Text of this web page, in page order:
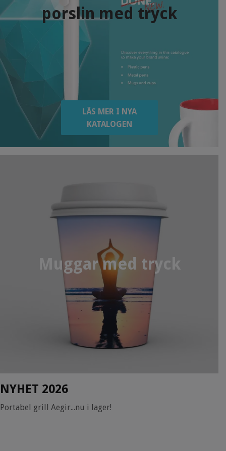
porslin med tryck
LÄS MER I NYA
KATALOGEN
Muggar med tryck
NYHET 2026
Portabel grill Aegir...nu i lager!